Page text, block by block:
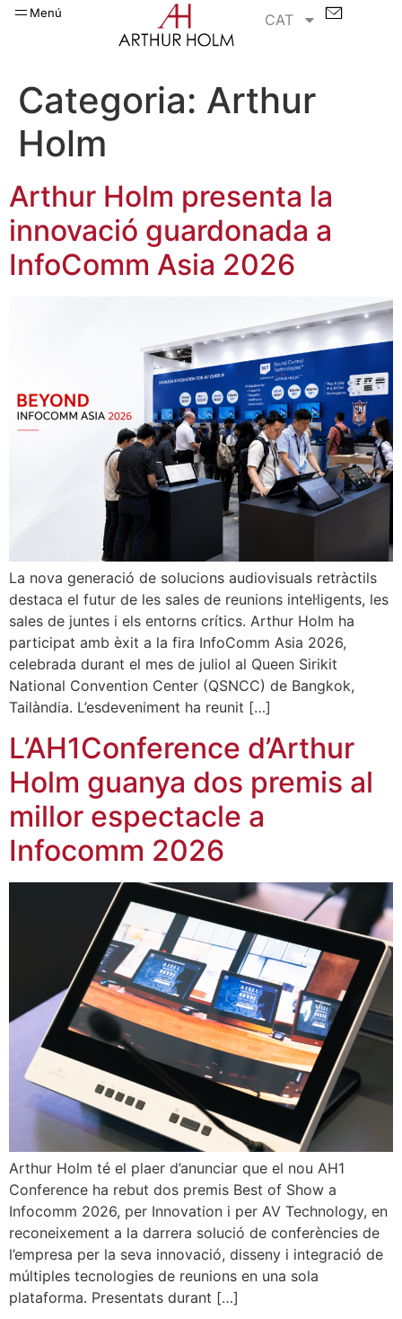
Menú CAT
Categoria: Arthur
Holm
Arthur Holm presenta la
innovació guardonada a
InfoComm Asia 2026
La nova generació de solucions audiovisuals retràctils
destaca el futur de les sales de reunions intel·ligents, les
sales de juntes i els entorns crítics. Arthur Holm ha
participat amb èxit a la fira InfoComm Asia 2026,
celebrada durant el mes de juliol al Queen Sirikit
National Convention Center (QSNCC) de Bangkok,
Tailàndia. L’esdeveniment ha reunit […]
L’AH1Conference d’Arthur
Holm guanya dos premis al
millor espectacle a
Infocomm 2026
Arthur Holm té el plaer d’anunciar que el nou AH1
Conference ha rebut dos premis Best of Show a
Infocomm 2026, per Innovation i per AV Technology, en
reconeixement a la darrera solució de conferències de
l’empresa per la seva innovació, disseny i integració de
múltiples tecnologies de reunions en una sola
plataforma. Presentats durant […]